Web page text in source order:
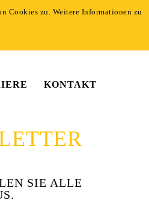
En De
KONTAKT
SIE ALLE
Cookies zu. Weitere Informationen zu